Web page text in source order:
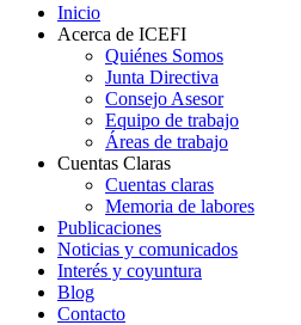
Inicio
Acerca de ICEFI
Quiénes Somos
Junta Directiva
Consejo Asesor
Equipo de trabajo
Áreas de trabajo
Cuentas Claras
Cuentas claras
Memoria de labores
Publicaciones
Noticias y comunicados
Interés y coyuntura
Blog
Contacto